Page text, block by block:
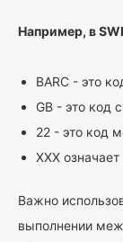
Например, в
BARC - это
GB - это код
22 - это код
XXX
Важно
выполнении